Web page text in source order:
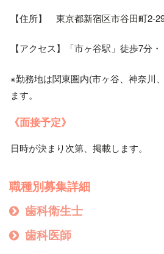
【住所】 東京都新宿区市谷田町2-
【アクセス】「市ヶ谷駅」徒歩7分
※勤務地は関東圏内(市ヶ谷、神奈川
ます。
《面接予定》
日時が決まり次第、掲載します。
職種別募集詳細
歯科衛生士
歯科医師